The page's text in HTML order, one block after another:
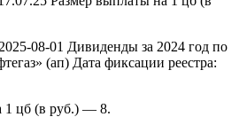
08-01 Дивиденды за 2024 год по
(ап) Дата фиксации реестра:
1 цб (в руб.) — 8.